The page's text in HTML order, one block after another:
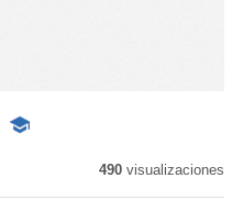
-
490visualizaciones